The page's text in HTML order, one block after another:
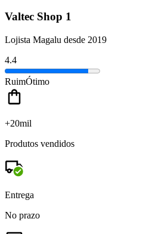
Valtec Shop 1
Lojista Magalu desde 2019
4.4
RuimÓtimo
+20mil
Produtos vendidos
Entrega
No prazo